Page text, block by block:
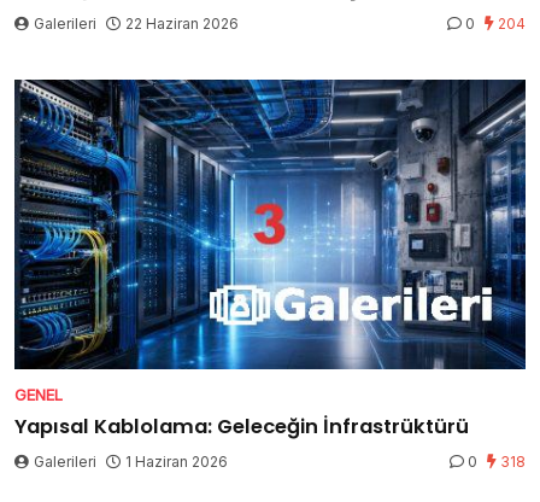
Galerileri 22 Haziran 2026 0 204
GENEL
Yapısal Kablolama: Geleceğin İnfrastrüktürü
Galerileri 1 Haziran 2026 0 318